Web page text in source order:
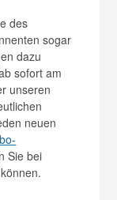
des
sogar
dazu
sofort am
unseren
neuen
Sie bei